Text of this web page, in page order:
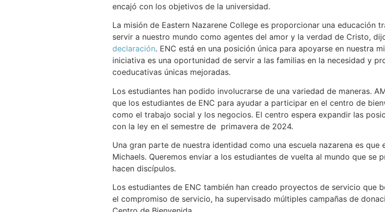
encajó con los objetivos de la universidad.
La misión de Eastern Nazarene College es proporcionar una educación
servir a nuestro mundo como agentes del amor y la verdad de Cristo,
declaración. ENC está en una posición única para apoyarse en nuestra
iniciativa es una oportunidad de servir a las familias en la necesidad y
coeducativas únicas mejoradas.
Los estudiantes han podido involucrarse de una variedad de maneras.
que los estudiantes de ENC para ayudar a participar en el centro de
como el trabajo social y los negocios. El centro espera expandir las
con la ley en el semestre de primavera de 2024.
Una gran parte de nuestra identidad como una escuela nazarena es
Michaels. Queremos enviar a los estudiantes de vuelta al mundo que
hacen discípulos.
Los estudiantes de ENC también han creado proyectos de servicio que
el compromiso de servicio, ha supervisado múltiples campañas de